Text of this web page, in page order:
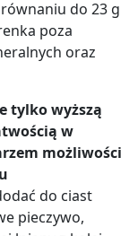
do 23 g
poza
oraz
tylko wyższą
w
możliwości
do ciast
pieczywo,